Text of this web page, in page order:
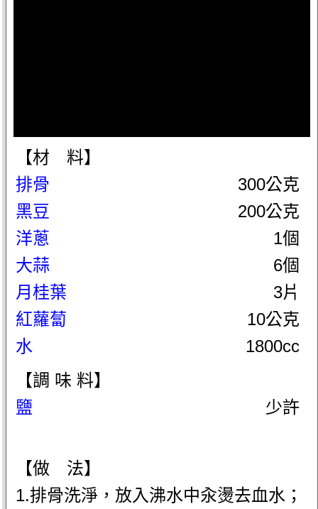
【材 料】
排骨
300公克
黑豆
200公克
洋蔥
1個
大蒜
6個
月桂葉
3片
紅蘿蔔
10公克
水
1800cc
【調 味 料】
鹽
少許
【做 法】
1.排骨洗淨，放入沸水中汆燙去血水；